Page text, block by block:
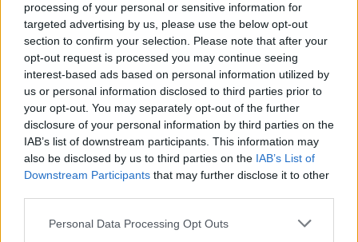
processing of your personal or sensitive information for
targeted advertising by us, please use the below opt-out
section to confirm your selection. Please note that after your
opt-out request is processed you may continue seeing
interest-based ads based on personal information utilized by
us or personal information disclosed to third parties prior to
your opt-out. You may separately opt-out of the further
disclosure of your personal information by third parties on the
IAB’s list of downstream participants. This information may
also be disclosed by us to third parties on the IAB’s List of
Downstream Participants that may further disclose it to other
Please note that this website/app uses one or more Google
Personal Data Processing Opt Outs
Ο ιδρυτής της «Κιβωτού του Κόσμου»
απολογήθηκε για τις καταγγελίες που
αφορούν ασέλγεια σε βάρος δύο πρώην
ανήλικων φιλοξενούμενων στις δομές του
ιδρύματος.
Οι πληροφορίεςαναφέρουν πως κατά τη
διάρκεια της απολογίαςτου στο πλευρό του
βρέθηκε η πρεσβύτερα Σταματία Γεωργαντή,
που κατέθεσε και ως μάρτυρας στην
υπόθεση.